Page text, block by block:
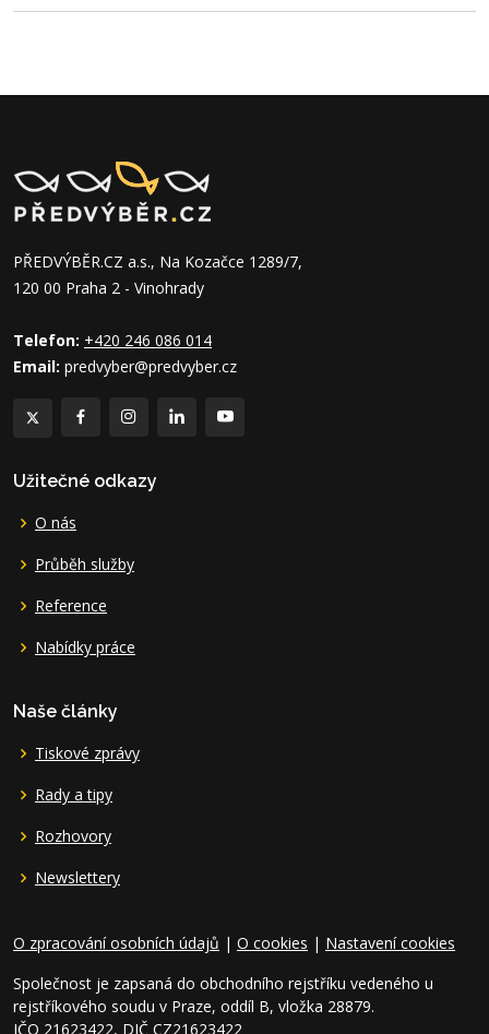
PŘEDVÝBĚR.CZ a.s., Na Kozačce 1289/7,
120 00 Praha 2 - Vinohrady
Telefon: +420 246 086 014
Email: predvyber@predvyber.cz
Užitečné odkazy
O nás
Průběh služby
Reference
Nabídky práce
Naše články
Tiskové zprávy
Rady a tipy
Rozhovory
Newslettery
O zpracování osobních údajů | O cookies | Nastavení cookies
Společnost je zapsaná do obchodního rejstříku vedeného u
rejstříkového soudu v Praze, oddíl B, vložka 28879.
IČO 21623422, DIČ CZ21623422